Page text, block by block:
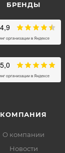
БРЕНДЫ
КОМПАНИЯ
О компании
Новости